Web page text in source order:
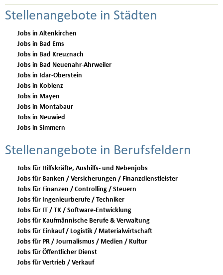
Stellenangebote in Städten
Jobs in Altenkirchen
Jobs in Bad Ems
Jobs in Bad Kreuznach
Jobs in Bad Neuenahr-Ahrweiler
Jobs in Idar-Oberstein
Jobs in Koblenz
Jobs in Mayen
Jobs in Montabaur
Jobs in Neuwied
Jobs in Simmern
Stellenangebote in Berufsfeldern
Jobs für Hilfskräfte, Aushilfs- und Nebenjobs
Jobs für Banken / Versicherungen / Finanzdienstleister
Jobs für Finanzen / Controlling / Steuern
Jobs für Ingenieurberufe / Techniker
Jobs für IT / TK / Software-Entwicklung
Jobs für Kaufmännische Berufe & Verwaltung
Jobs für Einkauf / Logistik / Materialwirtschaft
Jobs für PR / Journalismus / Medien / Kultur
Jobs für Öffentlicher Dienst
Jobs für Vertrieb / Verkauf